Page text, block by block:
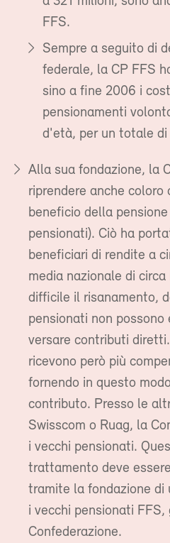
FFS.
Sempre a seguito di
federale, la CP FFS
sino a fine 2006 i
pensionamenti
d'età, per un totale di
Alla sua fondazione, la
riprendere anche coloro
beneficio della
pensionati). Ciò ha
beneficiari di rendite a
media nazionale di
difficile il risanamento,
pensionati non possono
versare contributi
ricevono però più
fornendo in questo
contributo. Presso le
Swisscom o Ruag, la
i vecchi pensionati.
trattamento deve
tramite la fondazione di
i vecchi pensionati
Confederazione.